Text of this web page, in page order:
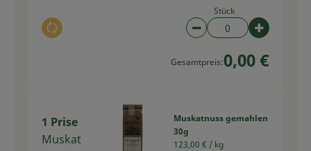
Auswahl ändern
Stück
Artikelanzahl
Gesamtpreis:0,00 €
1 Prise
Muskat
Muskatnuss gemahlen
30g
123,00 € / kg